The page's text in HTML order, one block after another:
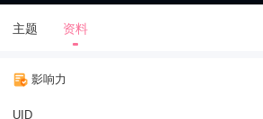
主题 资料
影响力
UID